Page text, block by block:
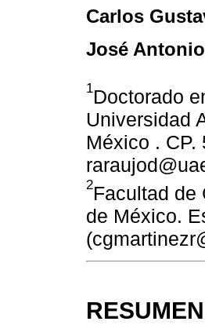
Carlos
José
1Doctorado
Universidad
México . CP.
2Facultad de
de México.
RESUMEN